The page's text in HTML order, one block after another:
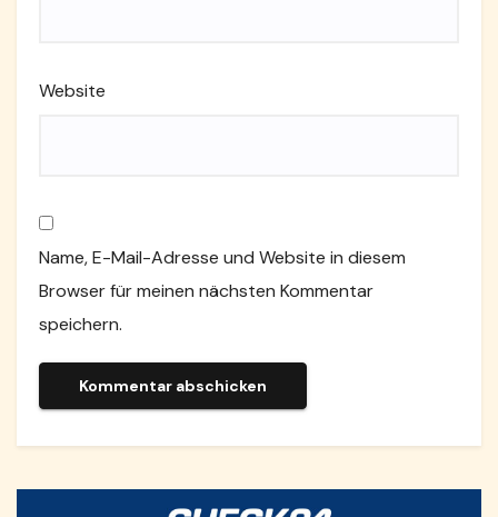
Website
Name, E-Mail-Adresse und Website in diesem
Browser für meinen nächsten Kommentar
speichern.